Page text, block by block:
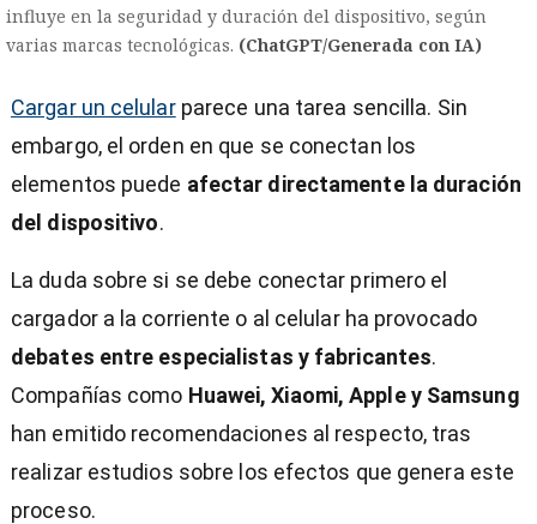
influye en la seguridad y duración del dispositivo, según
varias marcas tecnológicas. (ChatGPT/Generada con IA)
Cargar un celularparece una tarea sencilla. Sin
embargo, el orden en que se conectan los
elementos puede afectar directamente la duración
del dispositivo.
La duda sobre si se debe conectar primero el
cargador a la corriente o al celular ha provocado
debates entre especialistas y fabricantes.
Compañías como Huawei, Xiaomi, Apple y Samsung
han emitido recomendaciones al respecto, tras
realizar estudios sobre los efectos que genera este
proceso.